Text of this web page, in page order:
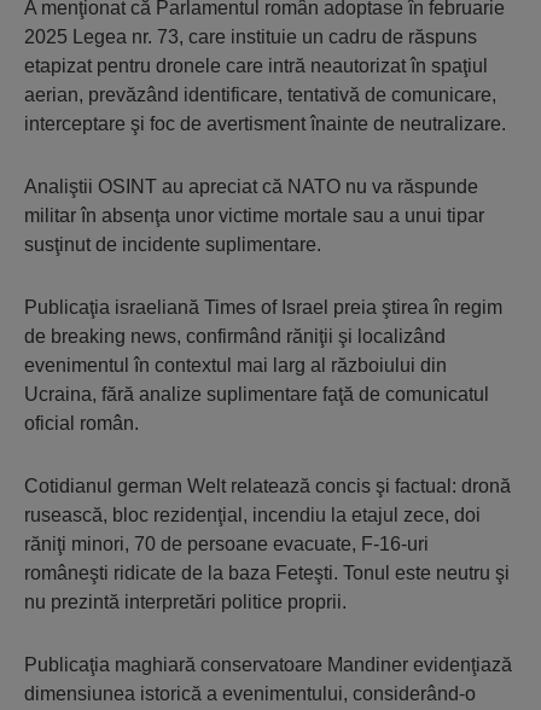
A menţionat că Parlamentul român adoptase în februarie
2025 Legea nr. 73, care instituie un cadru de răspuns
etapizat pentru dronele care intră neautorizat în spaţiul
aerian, prevăzând identificare, tentativă de comunicare,
interceptare şi foc de avertisment înainte de neutralizare.
Analiştii OSINT au apreciat că NATO nu va răspunde
militar în absenţa unor victime mortale sau a unui tipar
susţinut de incidente suplimentare.
Publicaţia israeliană Times of Israel preia ştirea în regim
de breaking news, confirmând răniţii şi localizând
evenimentul în contextul mai larg al războiului din
Ucraina, fără analize suplimentare faţă de comunicatul
oficial român.
Cotidianul german Welt relatează concis şi factual: dronă
rusească, bloc rezidenţial, incendiu la etajul zece, doi
răniţi minori, 70 de persoane evacuate, F-16-uri
româneşti ridicate de la baza Feteşti. Tonul este neutru şi
nu prezintă interpretări politice proprii.
Publicaţia maghiară conservatoare Mandiner evidenţiază
dimensiunea istorică a evenimentului, considerând-o